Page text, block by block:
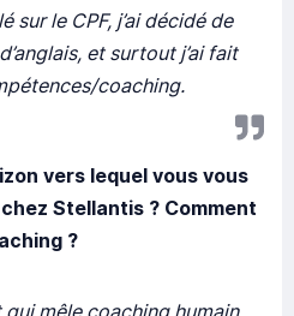
sur le CPF, j’ai décidé de
et surtout j’ai fait
coaching.
vers lequel vous vous
Stellantis ? Comment
?
mêle coaching humain